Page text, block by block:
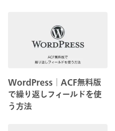
WordPress│ACF無料版
で繰り返しフィールドを使
う方法